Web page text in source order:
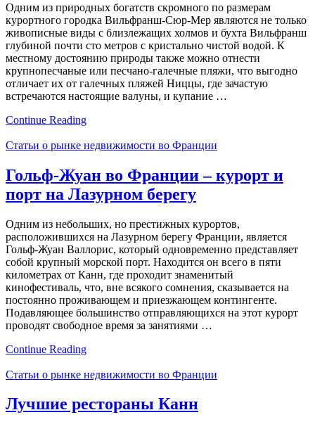
Одним из природных богатств скромного по размерам
курортного городка Вильфранш-Сюр-Мер являются не только
живописные виды с близлежащих холмов и бухта Вильфранш
глубиной почти сто метров с кристально чистой водой. К
местному достоянию природы также можно отнести
крупнопесчаные или песчано-галечные пляжи, что выгодно
отличает их от галечных пляжей Ниццы, где зачастую
встречаются настоящие валуны, и купание …
Continue Reading
Статьи о рынке недвижимости во Франции
Гольф-Жуан во Франции – курорт и
порт на Лазурном берегу
Одним из небольших, но престижных курортов,
расположившихся на Лазурном берегу Франции, является
Гольф-Жуан Валлорис, который одновременно представляет
собой крупный морской порт. Находится он всего в пяти
километрах от Канн, где проходит знаменитый
кинофестиваль, что, вне всякого сомнения, сказывается на
постоянно проживающем и приезжающем контингенте.
Подавляющее большинство отправляющихся на этот курорт
проводят свободное время за занятиями …
Continue Reading
Статьи о рынке недвижимости во Франции
Лучшие рестораны Канн